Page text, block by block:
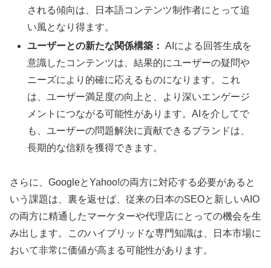
される傾向は、日本語コンテンツ制作者にとって追
い風となり得ます。
ユーザーとの新たな関係構築： AIによる回答生成を
意識したコンテンツは、結果的にユーザーの疑問や
ニーズにより的確に応えるものになります。これ
は、ユーザー満足度の向上と、より深いエンゲージ
メントにつながる可能性があります。AIを介してで
も、ユーザーの問題解決に貢献できるブランドは、
長期的な信頼を獲得できます。
さらに、GoogleとYahoo!の両方に対応する必要があると
いう課題は、裏を返せば、従来の日本のSEOと新しいAIO
の両方に精通したマーケターや代理店にとっての機会を生
み出します。このハイブリッドな専門知識は、日本市場に
おいて非常に価値が高まる可能性があります。